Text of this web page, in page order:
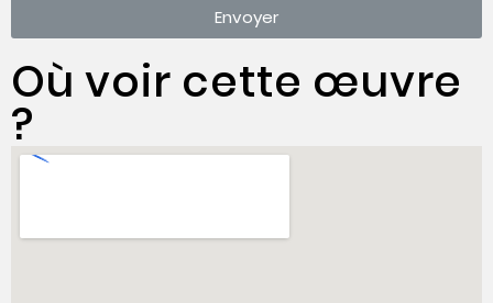
Envoyer
Où voir cette œuvre
?